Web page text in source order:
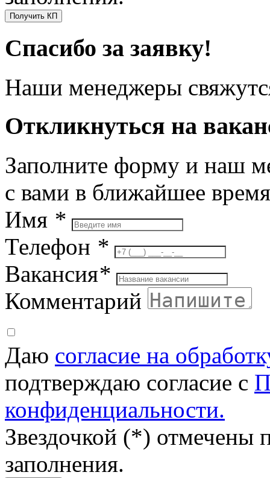
Получить КП
Спасибо за заявку!
Наши менеджеры
Откликнуться на
Заполните форму и наш
с вами в ближайшее время
Имя *
Телефон *
Вакансия*
Комментарий
Даю согласие на
подтверждаю согласие с
конфиденциальности.
Звездочкой (*) отмечены
заполнения.